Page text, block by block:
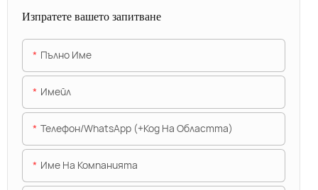
Изпратете вашето запитване
Пълно Име
Имейл
Телефон/WhatsApp (+Код На Областта)
Име На Компанията